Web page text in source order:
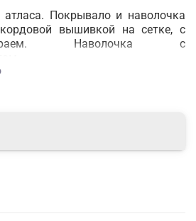
Покрывало и наволочка
вышивкой на сетке, с
Наволочка с